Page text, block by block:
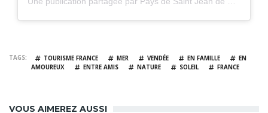
TAGS TOURISME FRANCE MER VENDÉE EN FAMILLE
EN
AMOUREUX
ENTRE AMIS NATURE SOLEIL FRANCE
VOUS AIMEREZ AUSSI